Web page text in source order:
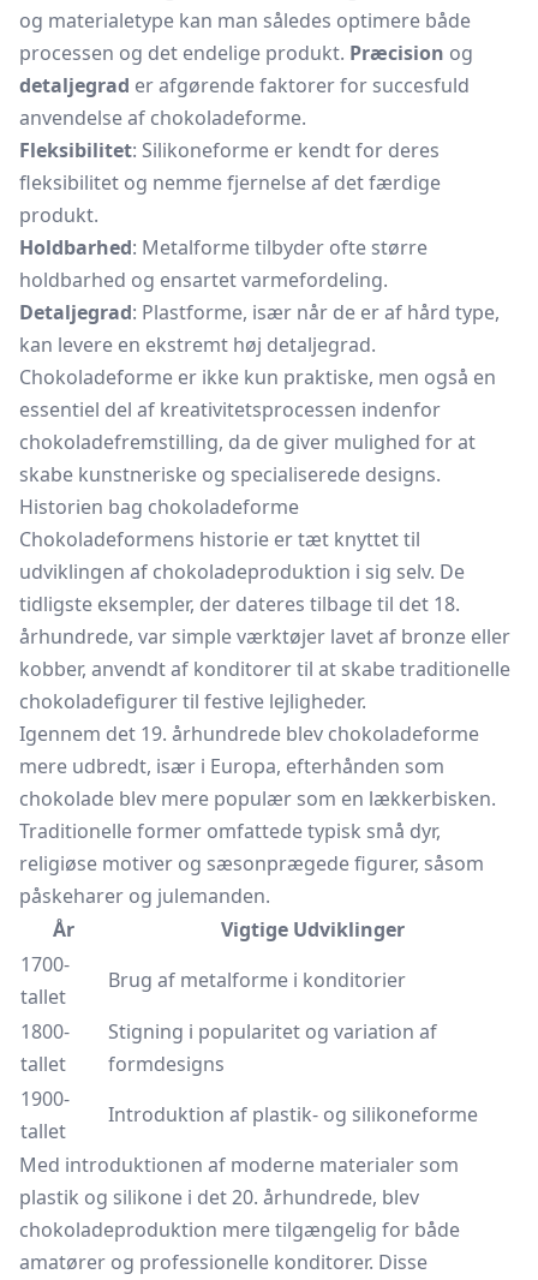
og materialetype kan man således optimere både
processen og det endelige produkt. Præcision og
detaljegrad er afgørende faktorer for succesfuld
anvendelse af chokoladeforme.
Fleksibilitet: Silikoneforme er kendt for deres
fleksibilitet og nemme fjernelse af det færdige
produkt.
Holdbarhed: Metalforme tilbyder ofte større
holdbarhed og ensartet varmefordeling.
Detaljegrad: Plastforme, især når de er af hård type,
kan levere en ekstremt høj detaljegrad.
Chokoladeforme er ikke kun praktiske, men også en
essentiel del af kreativitetsprocessen indenfor
chokoladefremstilling, da de giver mulighed for at
skabe kunstneriske og specialiserede designs.
Historien bag chokoladeforme
Chokoladeformens historie er tæt knyttet til
udviklingen af chokoladeproduktion i sig selv. De
tidligste eksempler, der dateres tilbage til det 18.
århundrede, var simple værktøjer lavet af bronze eller
kobber, anvendt af konditorer til at skabe traditionelle
chokoladefigurer til festive lejligheder.
Igennem det 19. århundrede blev chokoladeforme
mere udbredt, især i Europa, efterhånden som
chokolade blev mere populær som en lækkerbisken.
Traditionelle former omfattede typisk små dyr,
religiøse motiver og sæsonprægede figurer, såsom
påskeharer og julemanden.
År
Vigtige Udviklinger
1700-
tallet
Brug af metalforme i konditorier
1800-
tallet
Stigning i popularitet og variation af
formdesigns
1900-
tallet
Introduktion af plastik- og silikoneforme
Med introduktionen af moderne materialer som
plastik og silikone i det 20. århundrede, blev
chokoladeproduktion mere tilgængelig for både
amatører og professionelle konditorer. Disse